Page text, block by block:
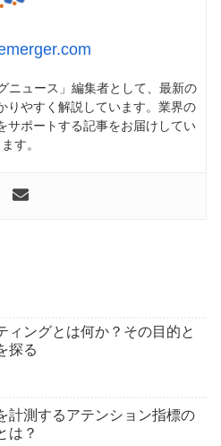
ニュース」編集者として、最新の
りやすく解説しています。業界の
サポートする記事をお届けしてい
ます。
ィングとは何か？その目的と
探る
計測するアテンション指標の
は？